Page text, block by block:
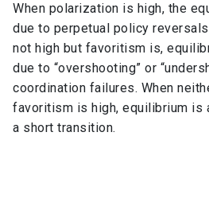
When polarization is high, the
due to perpetual policy
not high but favoritism is,
due to “overshooting” or
coordination failures. When
favoritism is high, equilibrium
a short transition.